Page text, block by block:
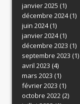
janvier 2025 (1)
décembre 2024(1)
juin 2024(1)
janvier 2024(1)
décembre 2023 (1)
septembre 2023 (1)
avril 2023 (4)
mars 2023 (1)
février 2023 (1)
octobre 2022(2)